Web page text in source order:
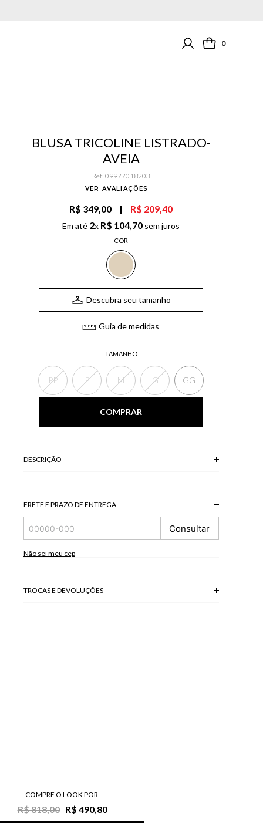
0
BLUSA TRICOLINE LISTRADO-
AVEIA
Ref: 09977018203
VER AVALIAÇÕES
R$ 349,00 | R$ 209,40
Em até 2x R$ 104,70 sem juros
COR
TAMANHO
PP P M G GG
Descubra seu tamanho
Guia de medidas
COMPRAR
DESCRIÇÃO
FRETE E PRAZO DE ENTREGA
Consultar
Não sei meu cep
TROCAS E DEVOLUÇÕES
COMPRE O LOOK POR:
R$ 818,00 R$ 490,80